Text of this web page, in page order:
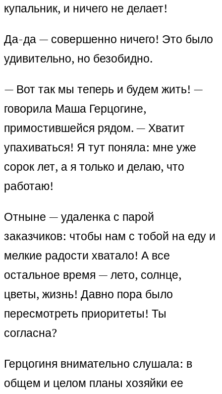
купальник, и ничего не делает!
Да-да — совершенно ничего! Это было
удивительно, но безобидно.
— Вот так мы теперь и будем жить! —
говорила Маша Герцогине,
примостившейся рядом. — Хватит
упахиваться! Я тут поняла: мне уже
сорок лет, а я только и делаю, что
работаю!
Отныне — удаленка с парой
заказчиков: чтобы нам с тобой на еду и
мелкие радости хватало! А все
остальное время — лето, солнце,
цветы, жизнь! Давно пора было
пересмотреть приоритеты! Ты
согласна?
Герцогиня внимательно слушала: в
общем и целом планы хозяйки ее